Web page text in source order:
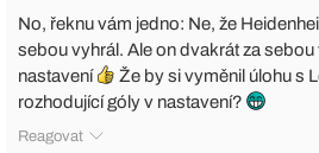
No, řeknu vám jedno: Ne, že
sebou vyhrál. Ale on dvakrát za sebou
nastavení
Že by si vyměnil úlohu s
rozhodující góly v nastavení?
Reagovat